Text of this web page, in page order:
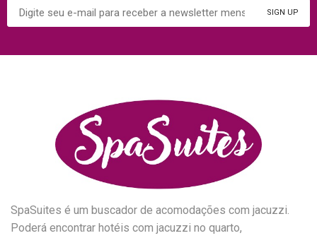
SpaSuites é um buscador de acomodações com jacuzzi.
Poderá encontrar hotéis com jacuzzi no quarto,